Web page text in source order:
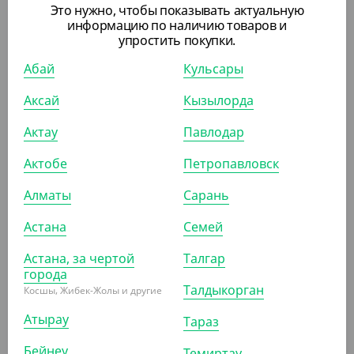
535₸
(10.70
Это нужно, чтобы показывать актуальную
информацию по наличию товаров и
упростить покупки.
Абай
Аксай
Актау
Актобе
Алматы
Астана
Астана, за чертой
города
Косшы, Жибек-Жолы и другие
Атырау
Кульсары
Кызылорда
Павлодар
Петропавловск
Сарань
Семей
Талгар
Талдыкорган
Тараз